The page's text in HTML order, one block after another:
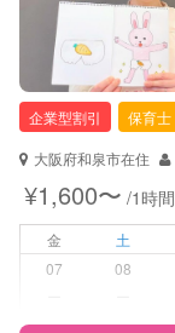
企業型割引
保育士
大阪府和泉市在住
¥1,600〜 /1時間
金 土
07
08